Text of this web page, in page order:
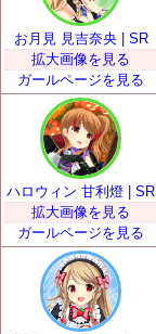
お月見 見吉奈央 | SR
拡大画像を見る
ガールページを見る
ハロウィン 甘利燈 | SR
拡大画像を見る
ガールページを見る